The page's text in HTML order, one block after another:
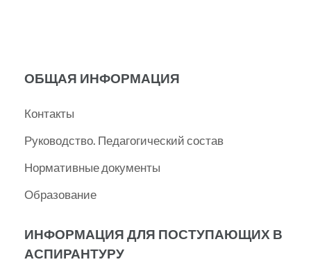
ОБЩАЯ ИНФОРМАЦИЯ
Контакты
Руководство. Педагогический состав
Нормативные документы
Образование
ИНФОРМАЦИЯ ДЛЯ ПОСТУПАЮЩИХ В
АСПИРАНТУРУ